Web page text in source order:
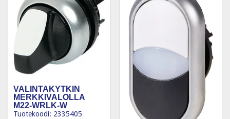
VALINTAKYTKIN
MERKKIVALOLLA
M22-WRLK-W
Tuotekoodi: 2335405